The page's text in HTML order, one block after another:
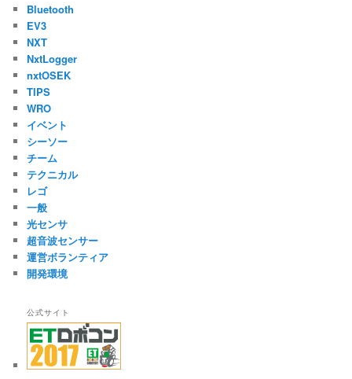
Bluetooth
EV3
NXT
NxtLogger
nxtOSEK
TIPS
WRO
イベント
シーソー
チーム
テクニカル
レゴ
一般
光センサ
超音波センサー
運営ボランティア
開発環境
公式サイト